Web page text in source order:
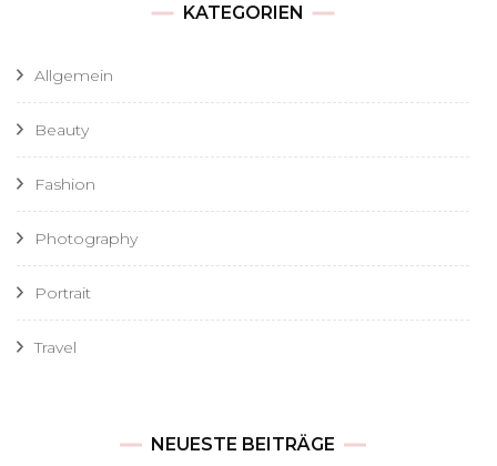
KATEGORIEN
Allgemein
Beauty
Fashion
Photography
Portrait
Travel
NEUESTE BEITRÄGE